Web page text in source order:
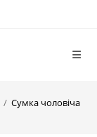
/ Сумка чоловіча